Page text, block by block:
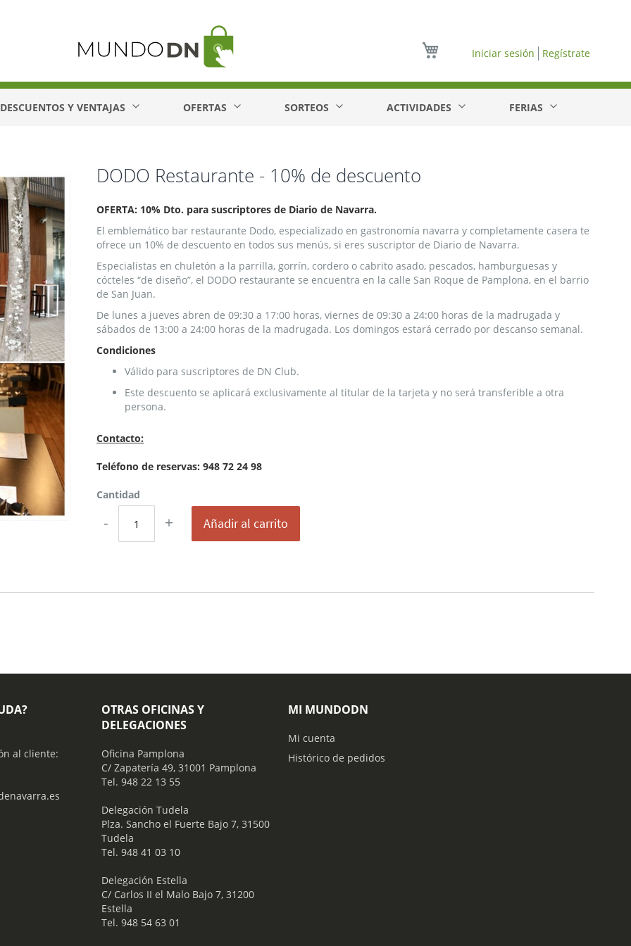
Iniciar sesión Regístrate
DESCUENTOS Y VENTAJAS OFERTAS SORTEOS ACTIVIDADES FERIAS
DODO Restaurante - 10% de descuento
OFERTA: 10% Dto. para suscriptores de Diario de Navarra.
El emblemático bar restaurante Dodo, especializado en gastronomía navarra y completamente casera te
ofrece un 10% de descuento en todos sus menús, si eres suscriptor de Diario de Navarra.
Especialistas en chuletón a la parrilla, gorrín, cordero o cabrito asado, pescados, hamburguesas y
cócteles “de diseño”, el DODO restaurante se encuentra en la calle San Roque de Pamplona, en el barrio
de San Juan.
De lunes a jueves abren de 09:30 a 17:00 horas, viernes de 09:30 a 24:00 horas de la madrugada y
sábados de 13:00 a 24:00 horas de la madrugada. Los domingos estará cerrado por descanso semanal.
Condiciones
Válido para suscriptores de DN Club.
Este descuento se aplicará exclusivamente al titular de la tarjeta y no será transferible a otra
persona.
Contacto:
Teléfono de reservas: 948 72 24 98
Cantidad
- + Añadir al carrito
al cliente:
OTRAS OFICINAS Y
DELEGACIONES
Oficina Pamplona
C/ Zapatería 49, 31001 Pamplona
Tel. 948 22 13 55
​ Delegación Tudela
Plza. Sancho el Fuerte Bajo 7, 31500
Tudela
Tel. 948 41 03 10
​ Delegación Estella
C/ Carlos II el Malo Bajo 7, 31200
Estella
Tel. 948 54 63 01
MI MUNDODN
Mi cuenta
Histórico de pedidos